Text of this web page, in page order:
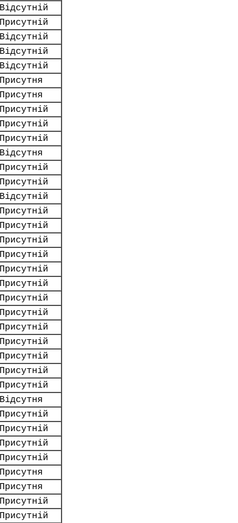
Відсутній
Присутній
Відсутній
Відсутній
Відсутній
Присутня
Присутня
Присутній
Присутній
Присутній
Відсутня
Присутній
Присутній
Відсутній
Присутній
Присутній
Присутній
Присутній
Присутній
Присутній
Присутній
Присутній
Присутній
Присутній
Присутній
Присутній
Присутній
Відсутня
Присутній
Присутній
Присутній
Присутній
Присутня
Присутня
Присутній
Присутній